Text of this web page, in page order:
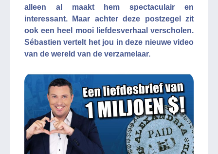
alleen al maakt hem spectaculair en
interessant. Maar achter deze postzegel zit
ook een heel mooi liefdesverhaal verscholen.
Sébastien vertelt het jou in deze nieuwe video
van de wereld van de verzamelaar.